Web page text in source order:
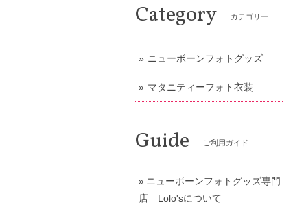
Category カテゴリー
ニューボーンフォトグッズ
マタニティーフォト衣装
Guide ご利用ガイド
ニューボーンフォトグッズ専門
店 Lolo'sについて